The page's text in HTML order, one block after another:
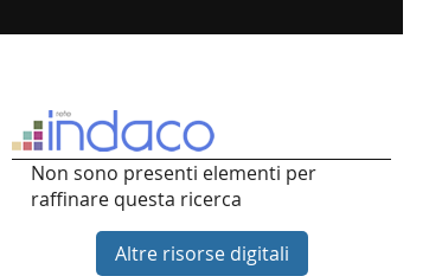
Trova
documento
Non sono presenti elementi per
raffinare questa ricerca
Altre risorse digitali